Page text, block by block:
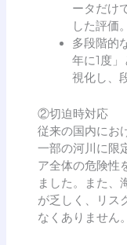
ータだけ
した評価。
多段階的
年に1度
視化し、
②切迫時対応
従来の国内にお
一部の河川に限
ア全体の危険性
ました。また、
が乏しく、リス
なくありません。